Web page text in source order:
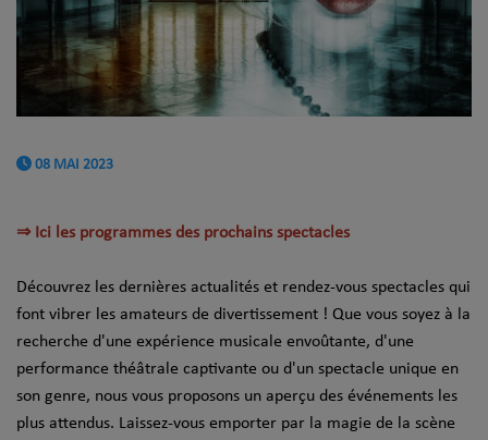
08 MAI 2023
⇒ Ici les programmes des prochains spectacles
Découvrez les dernières actualités et rendez-vous spectacles qui
font vibrer les amateurs de divertissement ! Que vous soyez à la
recherche d'une expérience musicale envoûtante, d'une
performance théâtrale captivante ou d'un spectacle unique en
son genre, nous vous proposons un aperçu des événements les
plus attendus. Laissez-vous emporter par la magie de la scène